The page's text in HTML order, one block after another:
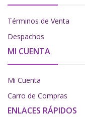
Términos de Venta
Despachos
MI CUENTA
Mi Cuenta
Carro de Compras
ENLACES RÁPIDOS